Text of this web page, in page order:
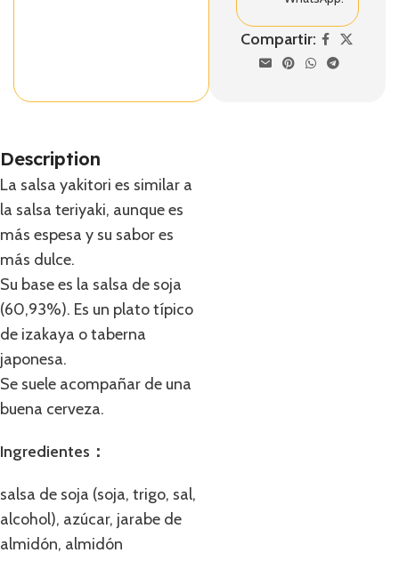
Compartir:
Description
La salsa yakitori es similar a
la salsa teriyaki, aunque es
más espesa y su sabor es
más dulce.
Su base es la salsa de soja
(60,93%). Es un plato típico
de izakaya o taberna
japonesa.
Se suele acompañar de una
buena cerveza.
Ingredientes：
salsa de soja (soja, trigo, sal,
alcohol), azúcar, jarabe de
almidón, almidón